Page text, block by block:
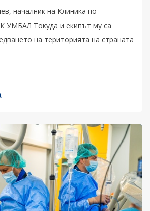
началник на Клиника по
УМБАЛ Токуда и екипът му са
на територията на страната